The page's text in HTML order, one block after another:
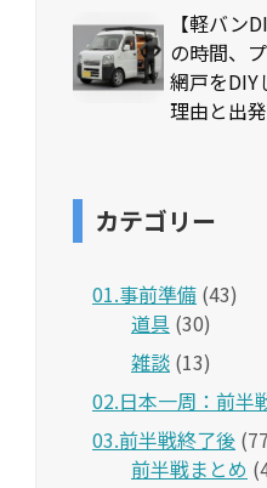
【軽バン
の時間、
網戸をDIY
理由と出
カテゴリー
01.事前準備 (43)
道具 (30)
雑談 (13)
02.日本一周：前半
03.前半戦終了後
前半戦まとめ